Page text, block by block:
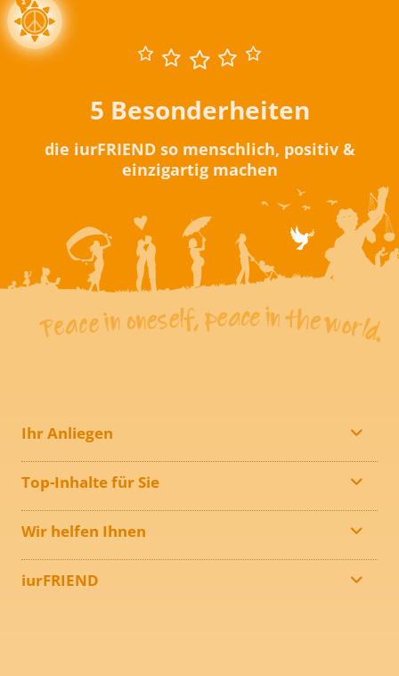
5 Besonderheiten
die iurFRIEND so menschlich, positiv &
einzigartig machen
Ihr Anliegen
Top-Inhalte für Sie
Wir helfen Ihnen
iurFRIEND